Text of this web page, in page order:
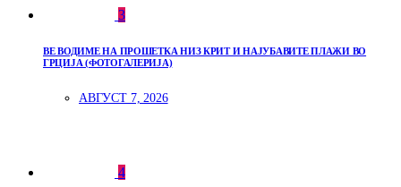
3
ВЕ ВОДИМЕ НА ПРОШЕТКА НИЗ КРИТ И НАЈУБАВИТЕ ПЛАЖИ ВО
ГРЦИЈА (ФОТОГАЛЕРИЈА)
АВГУСТ 7, 2026
4